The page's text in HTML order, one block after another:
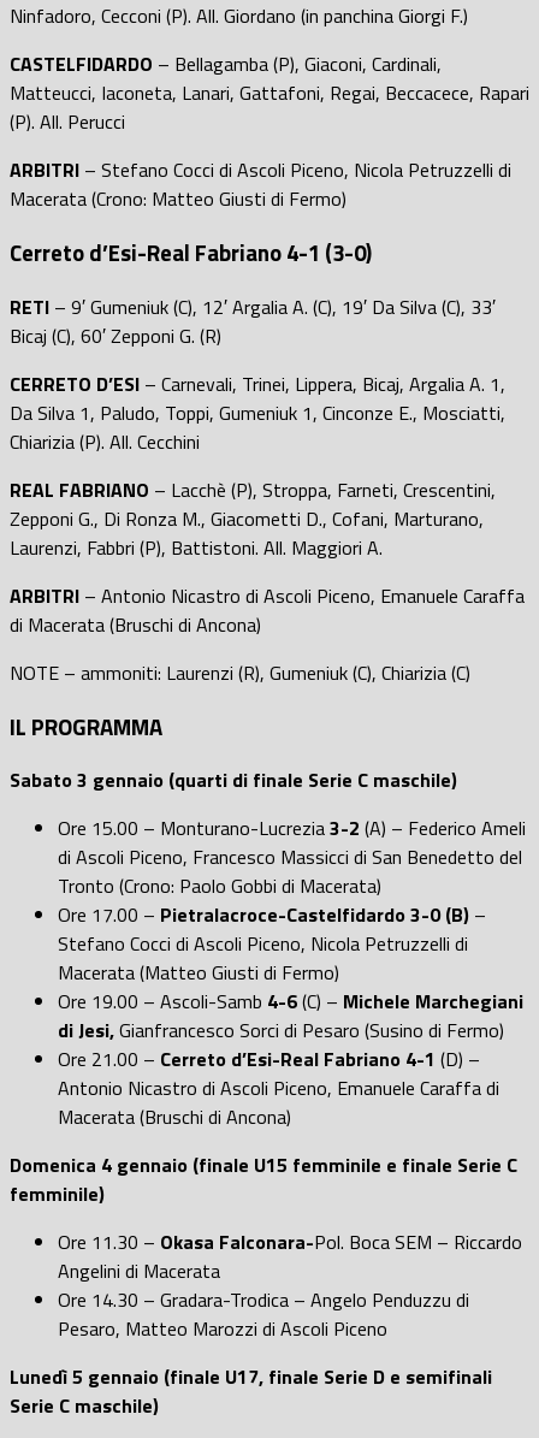
Ninfadoro, Cecconi (P). All. Giordano (in panchina Giorgi F.)
CASTELFIDARDO – Bellagamba (P), Giaconi, Cardinali,
Matteucci, Iaconeta, Lanari, Gattafoni, Regai, Beccacece, Rapari
(P). All. Perucci
ARBITRI – Stefano Cocci di Ascoli Piceno, Nicola Petruzzelli di
Macerata (Crono: Matteo Giusti di Fermo)
Cerreto d’Esi-Real Fabriano 4-1 (3-0)
RETI – 9′ Gumeniuk (C), 12′ Argalia A. (C), 19′ Da Silva (C), 33′
Bicaj (C), 60′ Zepponi G. (R)
CERRETO D’ESI – Carnevali, Trinei, Lippera, Bicaj, Argalia A. 1,
Da Silva 1, Paludo, Toppi, Gumeniuk 1, Cinconze E., Mosciatti,
Chiarizia (P). All. Cecchini
REAL FABRIANO – Lacchè (P), Stroppa, Farneti, Crescentini,
Zepponi G., Di Ronza M., Giacometti D., Cofani, Marturano,
Laurenzi, Fabbri (P), Battistoni. All. Maggiori A.
ARBITRI – Antonio Nicastro di Ascoli Piceno, Emanuele Caraffa
di Macerata (Bruschi di Ancona)
NOTE – ammoniti: Laurenzi (R), Gumeniuk (C), Chiarizia (C)
IL PROGRAMMA
Sabato 3 gennaio (quarti di finale Serie C maschile)
Ore 15.00 – Monturano-Lucrezia3-2 (A) – Federico Ameli
di Ascoli Piceno, Francesco Massicci di San Benedetto del
Tronto (Crono: Paolo Gobbi di Macerata)
Ore 17.00 – Pietralacroce-Castelfidardo 3-0 (B) –
Stefano Cocci di Ascoli Piceno, Nicola Petruzzelli di
Macerata (Matteo Giusti di Fermo)
Ore 19.00 – Ascoli-Samb 4-6(C) – Michele Marchegiani
di Jesi,Gianfrancesco Sorci di Pesaro (Susino di Fermo)
Ore 21.00 – Cerreto d’Esi-Real Fabriano 4-1 (D) –
Antonio Nicastro di Ascoli Piceno, Emanuele Caraffa di
Macerata (Bruschi di Ancona)
Domenica 4 gennaio (finale U15 femminile e finale Serie C
femminile)
Ore 11.30 – Okasa Falconara-Pol. Boca SEM – Riccardo
Angelini di Macerata
Ore 14.30 – Gradara-Trodica – Angelo Penduzzu di
Pesaro, Matteo Marozzi di Ascoli Piceno
Lunedì 5 gennaio (finale U17, finale Serie D e semifinali
Serie C maschile)